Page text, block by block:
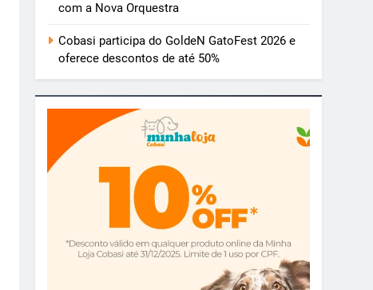
com a Nova Orquestra
Cobasi participa do GoldeN GatoFest 2026 e
oferece descontos de até 50%